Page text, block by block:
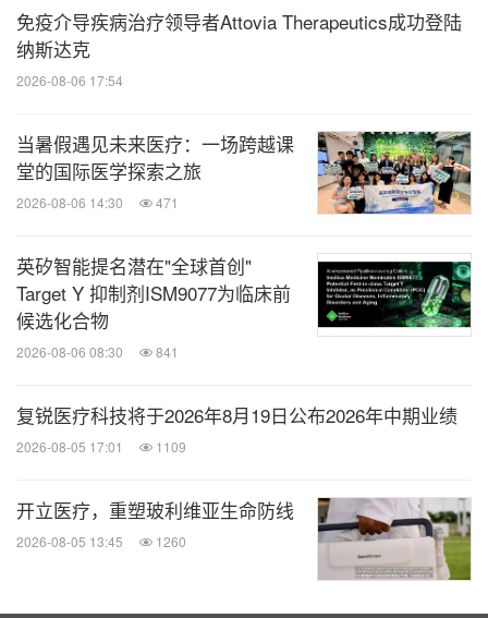
免疫介导疾病治疗领导者Attovia Therapeutics成功登陆
纳斯达克
2026-08-06 17:54
当暑假遇见未来医疗：一场跨越课
堂的国际医学探索之旅
2026-08-06 14:30 471
英矽智能提名潜在"全球首创"
Target Y 抑制剂ISM9077为临床前
候选化合物
2026-08-06 08:30 841
复锐医疗科技将于2026年8月19日公布2026年中期业绩
2026-08-05 17:01 1109
开立医疗，重塑玻利维亚生命防线
2026-08-05 13:45 1260